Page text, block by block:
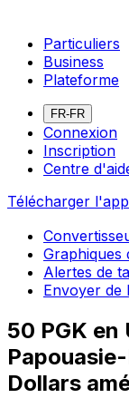
Particuliers
Business
Plateforme
FR-FR
Connexion
Inscription
Centre
Télécharger
Graphiques
Alertes de
Envoyer de
50 PGK
Dollars